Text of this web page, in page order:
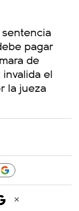
pagar
de
el
la jueza